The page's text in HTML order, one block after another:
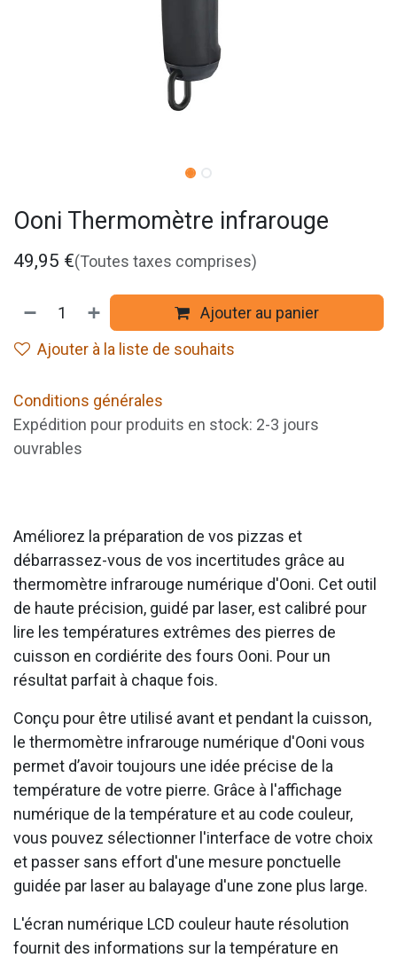
Ooni Thermomètre infrarouge
49,95 €(Toutes taxes comprises)
Ajouter au panier
Ajouter à la liste de souhaits
Conditions générales
Expédition pour produits en stock: 2-3 jours
ouvrables
Améliorez la préparation de vos pizzas et
débarrassez-vous de vos incertitudes grâce au
thermomètre infrarouge numérique d'Ooni. Cet outil
de haute précision, guidé par laser, est calibré pour
lire les températures extrêmes des pierres de
cuisson en cordiérite des fours Ooni. Pour un
résultat parfait à chaque fois.
Conçu pour être utilisé avant et pendant la cuisson,
le thermomètre infrarouge numérique d'Ooni vous
permet d’avoir toujours une idée précise de la
température de votre pierre. Grâce à l'affichage
numérique de la température et au code couleur,
vous pouvez sélectionner l'interface de votre choix
et passer sans effort d'une mesure ponctuelle
guidée par laser au balayage d'une zone plus large.
L'écran numérique LCD couleur haute résolution
fournit des informations sur la température en